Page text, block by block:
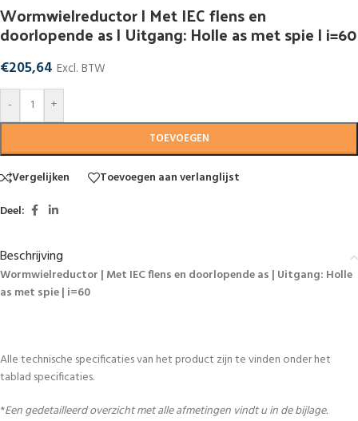
Wormwielreductor | Met IEC flens en
doorlopende as | Uitgang: Holle as met spie | i=60
€205,64 Excl. BTW
-
+
TOEVOEGEN
Vergelijken
Toevoegen aan verlanglijst
Deel:
Beschrijving
Wormwielreductor | Met IEC flens en doorlopende as | Uitgang: Holle
as met spie | i=60
Alle technische specificaties van het product zijn te vinden onder het
tablad specificaties.
*Een gedetailleerd overzicht met alle afmetingen vindt u in de bijlage.